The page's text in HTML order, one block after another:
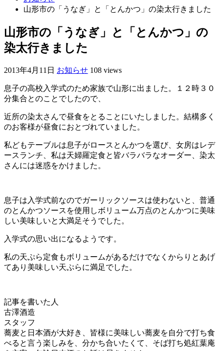
山形市の「うなぎ」と「とんかつ」の染太行きました
山形市の「うなぎ」と「とんかつ」の
染太行きました
2013年4月11日 お知らせ 108 views
息子の高校入学式のため家族で山形に出ました。１２時３０
分集合とのことでしたので、
近所の染太さんで昼食をとることにいたしました。結構多く
のお客様が昼食におとづれていました。
私どもテーブルは息子がロースとんかつを選び、女房はレデ
ースランチ、私は天婦羅定食と皆バラバラなオーダー、染太
さんには迷惑をかけました。
息子は入学式前なのでガーリックソースは使わないと、普通
のとんかつソースを使用しボリューム万点のとんかつに美味
しい美味しいと大満足そうでした。
入学式の思い出になるようです。
私の天ぷら定食もボリュームがあるだけでなくからりとあげ
てあり美味しい天ぷらに満足でした。
記事を書いた人
古澤酒造
スタッフ
蕎麦と日本酒が大好き、皆様に美味しい蕎麦を自分で打ち食
べると言う楽しみを、分かち合いたくて、そば打ち処紅葉庵